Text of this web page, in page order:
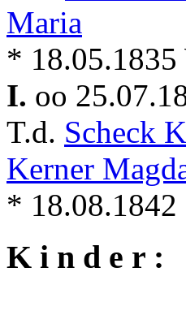
Maria
* 18.05.1835
I. oo
T.d. Scheck
Kerner
* 18.08.1842
K i n d e r :